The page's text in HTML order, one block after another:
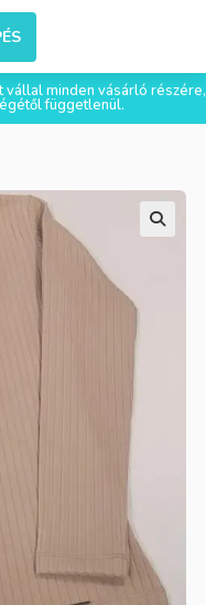
minden vásárló részére,
függetlenül.